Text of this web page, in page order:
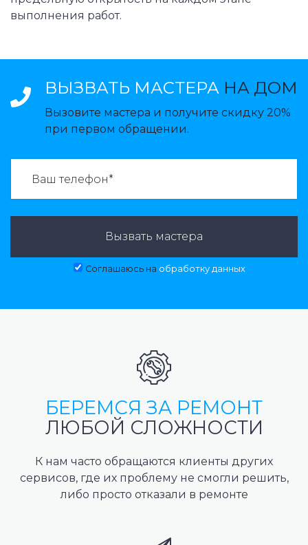
выполнения работ.
ВЫЗВАТЬ МАСТЕРА НА ДОМ
Вызовите мастера и получите скидку 20%
при первом обращении.
Вызвать мастера
Соглашаюсь на обработку данных
БЕРЕМСЯ ЗА РЕМОНТ
ЛЮБОЙ СЛОЖНОСТИ
К нам часто обращаются клиенты других
сервисов, где их проблему не смогли решить,
либо просто отказали в ремонте